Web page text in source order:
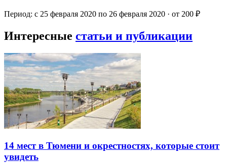
Период: с 25 февраля 2020 по 26 февраля 2020 · от 200 ₽
Интересные статьи и публикации
14 мест в Тюмени и окрестностях, которые стоит
увидеть